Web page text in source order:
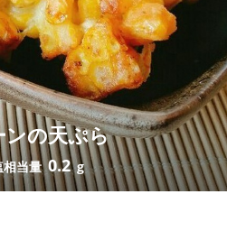
の天ぷら
相当量0.2 g